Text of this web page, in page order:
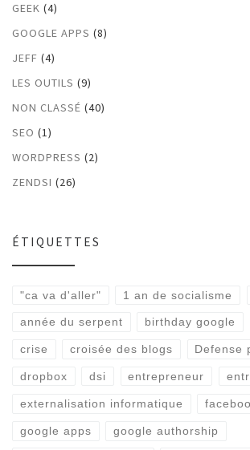
GEEK (4)
GOOGLE APPS (8)
JEFF (4)
LES OUTILS (9)
NON CLASSÉ (40)
SEO (1)
WORDPRESS (2)
ZENDSI (26)
ÉTIQUETTES
"ca va d'aller" 1 an de socialisme
année du serpent birthday google
crise croisée des blogs Defense
dropbox dsi entrepreneur
externalisation informatique
google apps google authorship